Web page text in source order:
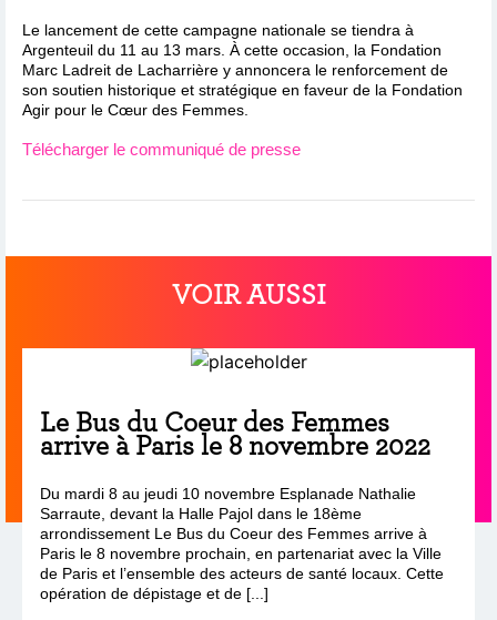
Le lancement de cette campagne nationale se tiendra à
Argenteuil du 11 au 13 mars. À cette occasion, la Fondation
Marc Ladreit de Lacharrière y annoncera le renforcement de
son soutien historique et stratégique en faveur de la Fondation
Agir pour le Cœur des Femmes.
Télécharger le communiqué de presse
VOIR AUSSI
Le Bus du Coeur des Femmes
arrive à Paris le 8 novembre 2022
Du mardi 8 au jeudi 10 novembre Esplanade Nathalie
Sarraute, devant la Halle Pajol dans le 18ème
arrondissement Le Bus du Coeur des Femmes arrive à
Paris le 8 novembre prochain, en partenariat avec la Ville
de Paris et l’ensemble des acteurs de santé locaux. Cette
opération de dépistage et de [...]